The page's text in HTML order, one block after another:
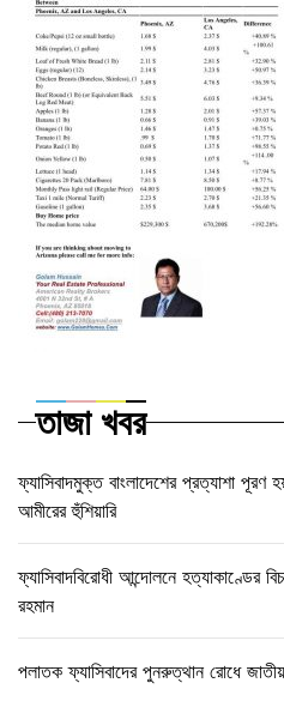
তাজা খবর
ফ্যাসিবাদমুক্ত বাংলাদেশের প্রত্যাশা পূরণ
আমীরের হুঁশিয়ারি
ফ্যাসিবাদবিরোধী আন্দোলনে হত্যাকাণ্ডের
রহমান
পলাতক ফ্যাসিবাদের পুনরুত্থান রোধে